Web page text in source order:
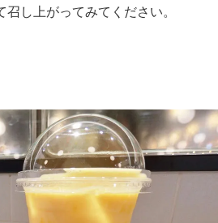
し上がってみてください。